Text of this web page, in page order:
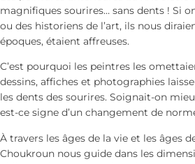
magnifiques sourires… sans dents ! Si
ou des historiens de l’art, ils nous
époques, étaient affreuses.
C’est pourquoi les peintres les
dessins, affiches et photographies
les dents des sourires. Soignait-on
est-ce signe d’un changement de
À travers les âges de la vie et les âges
Choukroun nous guide dans les